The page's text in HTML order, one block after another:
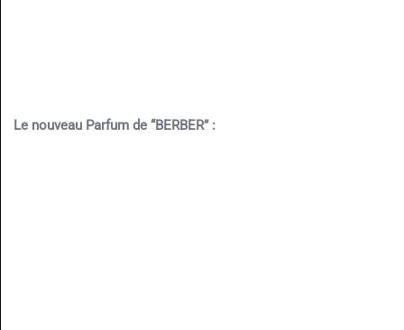
Le nouveau Parfum de “BERBER” :